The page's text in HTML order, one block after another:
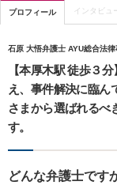
プロフィール インタビュ
石原 大悟弁護士 AYU総合法律
【本厚木駅 徒歩３
え、事件解決に臨ん
さまから選ばれるべ
す。
どんな弁護士です